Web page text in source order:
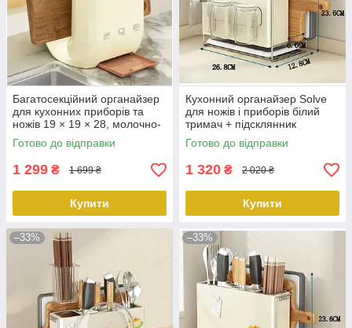
Багатосекційний органайзер
для кухонних приборів та
ножів 19 × 19 × 28, молочно-
білого кольору KT7007911
peremogaua
Готово до відправки
1 299 ₴ 1 699 ₴
Купити
Кухонний органайзер Solve
для ножів і приборів білий
тримач + підсклянник
KT7007903 peremogaua
Готово до відправки
1 320 ₴ 2 020 ₴
Купити
–33% –33%